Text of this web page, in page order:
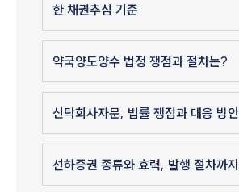
한 채권추심 기준
약국양도양수 법정 쟁점과 절차는?
신탁회사자문, 법률 쟁점과 대응 방
선하증권 종류와 효력, 발행 절차까